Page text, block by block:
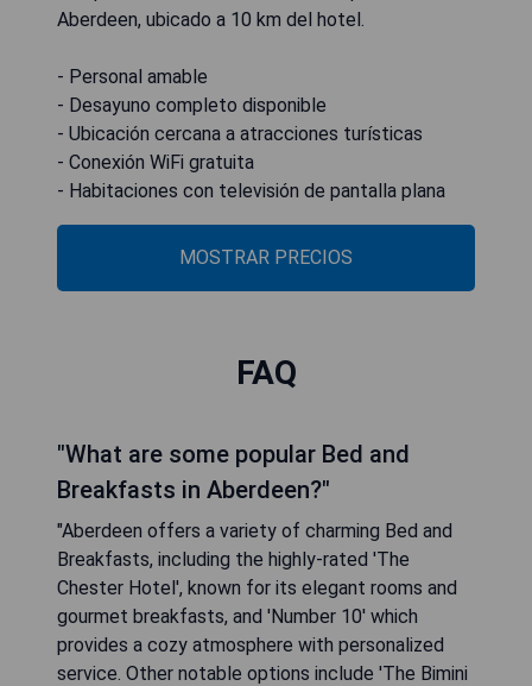
Aberdeen, ubicado a 10 km del hotel.
- Personal amable
- Desayuno completo disponible
- Ubicación cercana a atracciones turísticas
- Conexión WiFi gratuita
- Habitaciones con televisión de pantalla plana
MOSTRAR PRECIOS
FAQ
"What are some popular Bed and
Breakfasts in Aberdeen?"
"Aberdeen offers a variety of charming Bed and
Breakfasts, including the highly-rated 'The
Chester Hotel', known for its elegant rooms and
gourmet breakfasts, and 'Number 10' which
provides a cozy atmosphere with personalized
service. Other notable options include 'The Bimini